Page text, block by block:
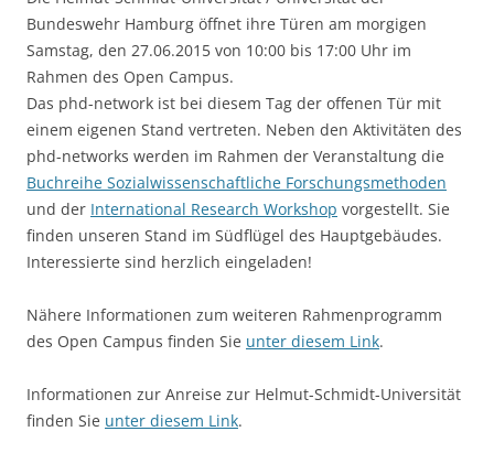
Bundeswehr Hamburg öffnet ihre Türen am morgigen
Samstag, den 27.06.2015 von 10:00 bis 17:00 Uhr im
Rahmen des Open Campus.
Das phd-network ist bei diesem Tag der offenen Tür mit
einem eigenen Stand vertreten. Neben den Aktivitäten des
phd-networks werden im Rahmen der Veranstaltung die
Buchreihe Sozialwissenschaftliche Forschungsmethoden
und der International Research Workshop vorgestellt. Sie
finden unseren Stand im Südflügel des Hauptgebäudes.
Interessierte sind herzlich eingeladen!
Nähere Informationen zum weiteren Rahmenprogramm
des Open Campus finden Sie unter diesem Link.
Informationen zur Anreise zur Helmut-Schmidt-Universität
finden Sie unter diesem Link.